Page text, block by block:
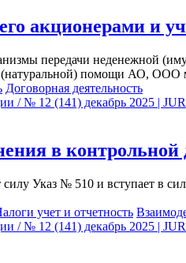
акционерами и
передачи неденежной
помощи АО, ООО
Договорная деятельность
/ № 12 (141) декабрь 2025 |
в контрольной
Указ № 510 и вступает в
учет и отчетность
/ № 12 (141) декабрь 2025 |